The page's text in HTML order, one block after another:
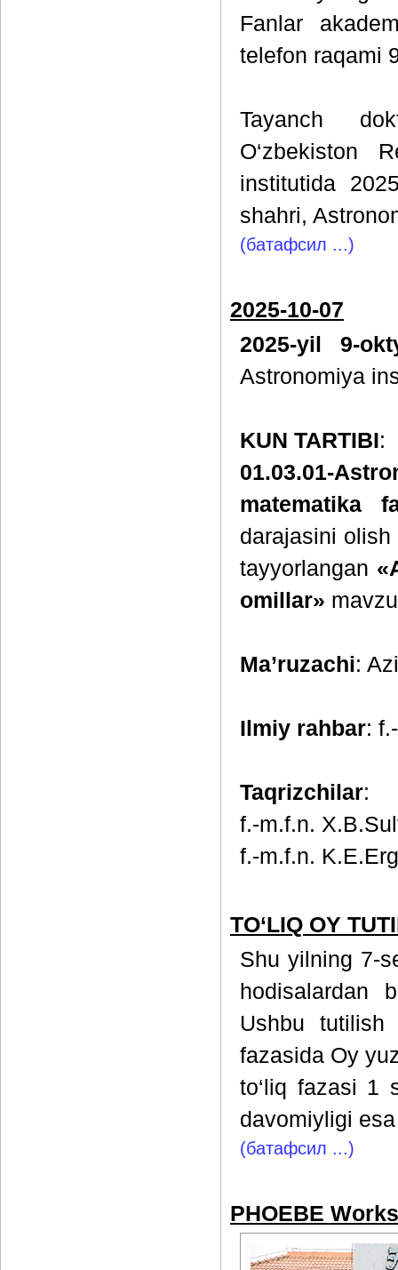
Fanlar
telefon raqami
Tayanch
O‘zbekiston
institutida
shahri,
(батафсил ...)
2025-10-07
2025-yil 9-
Astronomiya
KUN TARTIBI:
01.03.01-
matematika
darajasini
tayyorlangan
omillar»
Ma’ruzachi:
Ilmiy rahbar:
Taqrizchilar:
f.-m.f.n.
f.-m.f.n.
TO‘LIQ OY
Shu yilning 7-
hodisalardan
Ushbu tutilish
fazasida Oy
to‘liq fazasi 1
davomiyligi
(батафсил ...)
PHOEBE